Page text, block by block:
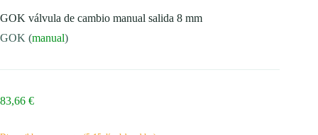
GOK válvula de cambio manual salida 8 mm
GOK (manual)
83,66 €